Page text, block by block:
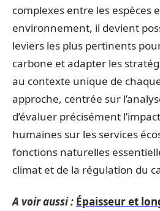
complexes entre les espèces
environnement, il devient
leviers les plus pertinents
carbone et adapter les
au contexte unique de
approche, centrée sur
d’évaluer précisément
humaines sur les services
fonctions naturelles
climat et de la régulation du
A voir aussi : Épaisseur et